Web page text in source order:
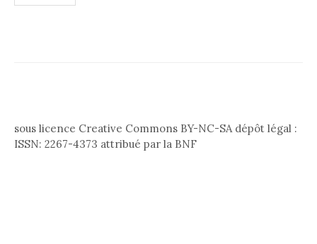
des
sous licence Creative Commons BY-NC-SA dépôt légal :
ISSN: 2267-4373 attribué par la BNF